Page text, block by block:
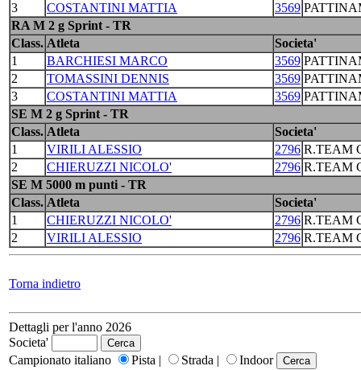
3
COSTANTINI MATTIA 3569
RA M 2 g Sprint - TR
Class. Atleta
Societa'
1
BARCHIESI MARCO 3569
2
TOMASSINI DENNIS 3569
3
COSTANTINI MATTIA 3569
SE M 2 g Sprint - TR
Class. Atleta
Societa'
1
VIRILI ALESSIO 2796 R.TEAM
2
CHIERUZZI NICOLO' 2796 R.TEAM
SE M 5000 m punti - TR
Class. Atleta
Societa'
1
CHIERUZZI NICOLO' 2796 R.TEAM
2
VIRILI ALESSIO 2796 R.TEAM
Torna indietro
Dettagli per l'anno 2026
Societa'
Campionato italiano
Pista | Strada |
Indoor